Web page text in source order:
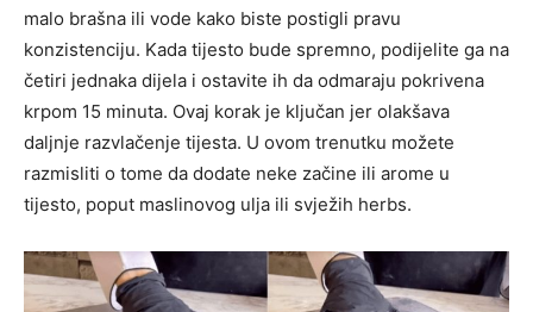
malo brašna ili vode kako biste postigli pravu
konzistenciju. Kada tijesto bude spremno, podijelite ga na
četiri jednaka dijela i ostavite ih da odmaraju pokrivena
krpom 15 minuta. Ovaj korak je ključan jer olakšava
daljnje razvlačenje tijesta. U ovom trenutku možete
razmisliti o tome da dodate neke začine ili arome u
tijesto, poput maslinovog ulja ili svježih herbs.